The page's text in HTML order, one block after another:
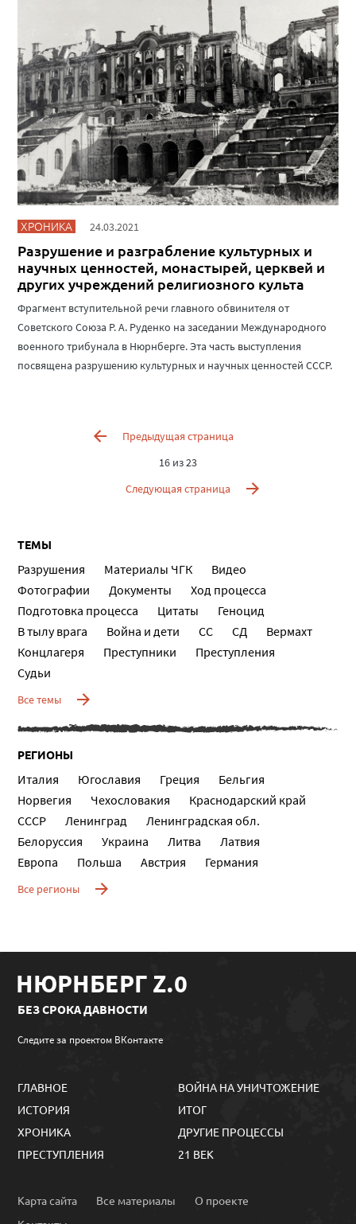
ХРОНИКА 24.03.2021
Разрушение и разграбление культурных и
научных ценностей, монастырей, церквей и
других учреждений религиозного культа
Фрагмент вступительной речи главного обвинителя от
Советского Союза Р. А. Руденко на заседании Международного
военного трибунала в Нюрнберге. Эта часть выступления
посвящена разрушению культурных и научных ценностей СССР.
Предыдущая страница
16 из 23
Следующая страница
ТЕМЫ
Разрушения Материалы ЧГК
Видео
Фотографии
Документы
Ход процесса
Подготовка процесса
Цитаты
Геноцид
В тылу врага
Война и дети СС СД
Вермахт
Концлагеря
Преступники
Преступления
Судьи
Все темы
РЕГИОНЫ
Италия Югославия Греция
Бельгия
Норвегия
Чехословакия
Краснодарский край
СССР
Ленинград
Ленинградская обл.
Белоруссия
Украина Литва
Латвия
Европа
Польша Австрия Германия
Все регионы
НЮРНБЕРГ Z.0
БЕЗ СРОКА ДАВНОСТИ
Следите за проектом ВКонтакте
ГЛАВНОЕ
ИСТОРИЯ
ХРОНИКА
ПРЕСТУПЛЕНИЯ
ВОЙНА НА УНИЧТОЖЕНИЕ
ИТОГ
ДРУГИЕ ПРОЦЕССЫ
21 ВЕК
Карта сайта Все материалы
О проекте